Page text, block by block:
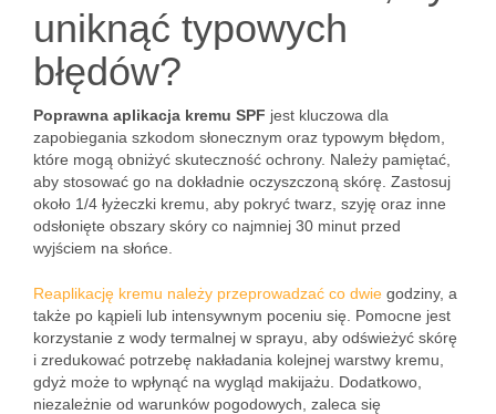
uniknąć typowych
błędów?
Poprawna aplikacja kremu SPF jest kluczowa dla
zapobiegania szkodom słonecznym oraz typowym błędom,
które mogą obniżyć skuteczność ochrony. Należy pamiętać,
aby stosować go na dokładnie oczyszczoną skórę. Zastosuj
około 1/4 łyżeczki kremu, aby pokryć twarz, szyję oraz inne
odsłonięte obszary skóry co najmniej 30 minut przed
wyjściem na słońce.
Reaplikację kremu należy przeprowadzać co dwie godziny, a
także po kąpieli lub intensywnym poceniu się. Pomocne jest
korzystanie z wody termalnej w sprayu, aby odświeżyć skórę
i zredukować potrzebę nakładania kolejnej warstwy kremu,
gdyż może to wpłynąć na wygląd makijażu. Dodatkowo,
niezależnie od warunków pogodowych, zaleca się